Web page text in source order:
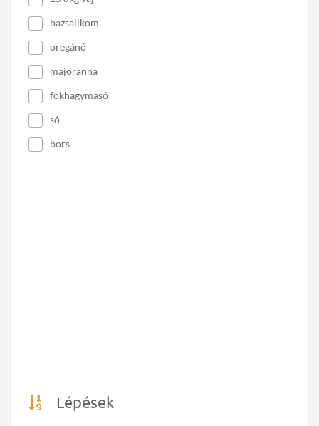
bazsalikom
oregánó
majoranna
fokhagymasó
só
bors
Lépések